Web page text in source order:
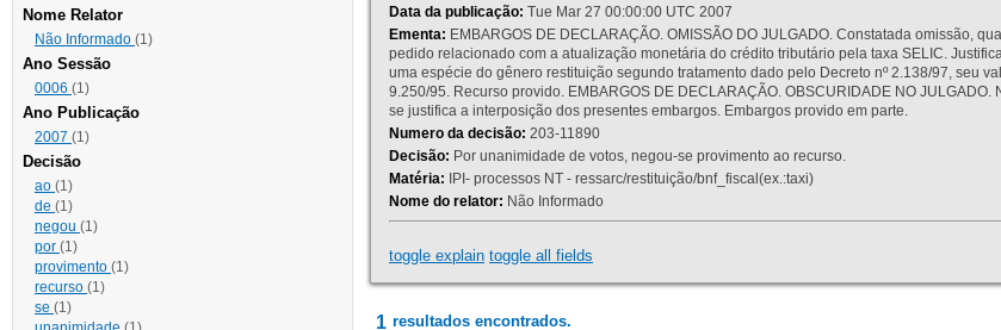
Nome Relator
Não Informado (1)
Ano Sessão
0006 (1)
Ano Publicação
2007 (1)
Decisão
ao (1)
de (1)
negou (1)
por (1)
provimento (1)
recurso (1)
se (1)
Data da publicação: Tue Mar 27 00:00:00 UTC 2007
Ementa: EMBARGOS DE DECLARAÇÃO. OMISSÃO DO JULGADO. Constatada omissão,
pedido relacionado com a atualização monetária do crédito tributário pela taxa SELIC.
uma espécie do gênero restituição segundo tratamento dado pelo Decreto nº 2.138/97, seu
9.250/95. Recurso provido. EMBARGOS DE DECLARAÇÃO. OBSCURIDADE NO
se justifica a interposição dos presentes embargos. Embargos provido em parte.
Numero da decisão: 203-11890
Decisão: Por unanimidade de votos, negou-se provimento ao recurso.
Matéria: IPI- processos NT - ressarc/restituição/bnf_fiscal(ex.:taxi)
Nome do relator: Não Informado
toggle explain toggle all fields
1 resultados encontrados.